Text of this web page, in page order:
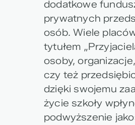
dodatkowe
prywatnych
osób. Wiele
tytułem
osoby,
czy też
dzięki swojemu
życie szkoły
podwyższenie